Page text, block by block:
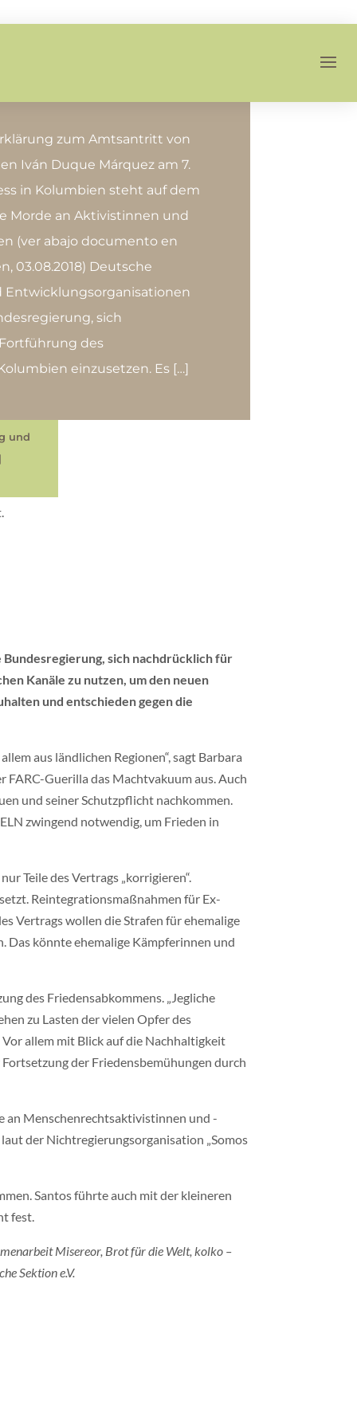
zum Amtsantritt von
Iván Duque Márquez am 7.
in Kolumbien steht auf dem
Morde an Aktivistinnen und
(ver abajo documento en
03.08.2018) Deutsche
Entwicklungsorganisationen
sich
des
einzusetzen. Es […]
und
sich nachdrücklich für
Kanäle zu nutzen, um den neuen
und entschieden gegen die
aus ländlichen Regionen“, sagt Barbara
Guerilla das Machtvakuum aus. Auch
und seiner Schutzpflicht nachkommen.
zwingend notwendig, um Frieden in
Teile des Vertrags „korrigieren“.
Reintegrationsmaßnahmen für Ex-
Vertrags wollen die Strafen für ehemalige
könnte ehemalige Kämpferinnen und
des Friedensabkommens. „Jegliche
zu Lasten der vielen Opfer des
allem mit Blick auf die Nachhaltigkeit
der Friedensbemühungen durch
an Menschenrechtsaktivistinnen und -
der Nichtregierungsorganisation „Somos
Santos führte auch mit der kleineren
fest.
Misereor, Brot für die Welt, kolko –
Sektion e.V.